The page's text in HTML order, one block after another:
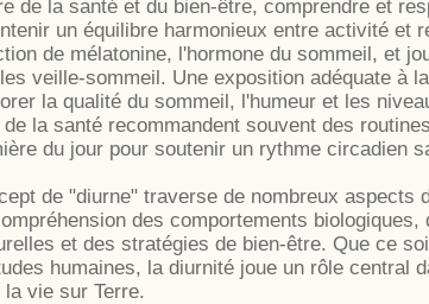
de la santé et du bien-être, comprendre et
un équilibre harmonieux entre activité et
de mélatonine, l'hormone du sommeil, et
veille-sommeil. Une exposition adéquate à
la qualité du sommeil, l'humeur et les
la santé recommandent souvent des
du jour pour soutenir un rythme circadien
de "diurne" traverse de nombreux aspects
des comportements biologiques,
et des stratégies de bien-être. Que ce
humaines, la diurnité joue un rôle central
vie sur Terre.